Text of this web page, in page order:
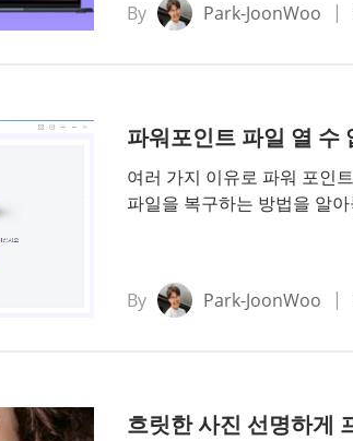
By Park-JoonWoo
파워포인트 파일 열 수
여러 가지 이유로 파워 포인
파일을 복구하는 방법을 알
By Park-JoonWoo
흐릿한 사진 선명하게